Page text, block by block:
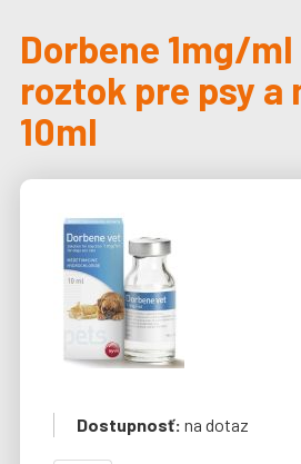
Dorbene 1mg/
roztok pre psy a
10ml
Dostupnosť: na dotaz